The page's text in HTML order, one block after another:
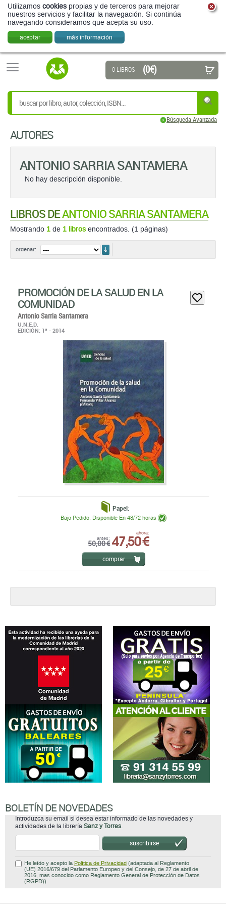
Utilizamos cookies propias y de terceros para mejorar
nuestros servicios y facilitar la navegación. Si continúa
navegando consideramos que acepta su uso.
aceptar más información
Búsqueda Avanzada
0 LIBROS (0 €)
AUTORES
ANTONIO SARRIA SANTAMERA
No hay descripción disponible.
LIBROS DEANTONIO SARRIA SANTAMERA
Mostrando 1 de 1 libros encontrados. (1 páginas)
ordenar:
PROMOCIÓN DE LA SALUD EN LA
COMUNIDAD
Antonio Sarria Santamera
U.N.E.D.
EDICIÓN: 1ª - 2014
Papel:
antes:
50,00 €
ahora:
47,50 €
Bajo Pedido. Disponible En 48/72 horas
comprar
BOLETÍN DE NOVEDADES
Introduzca su email si desea estar informado de las novedades y
actividades de la librería Sanz y Torres.
suscribirse
He leído y acepto la Política de Privacidad (adaptada al Reglamento
(UE) 2016/679 del Parlamento Europeo y del Consejo, de 27 de abril de
2016, mas conocido como Reglamento General de Protección de Datos
(RGPD)).